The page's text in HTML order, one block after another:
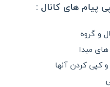
پیام های کانال :
و گروه
مبدا
کپی کردن آنها